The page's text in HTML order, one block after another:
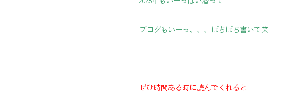
ブログもいーっ、、、ぼちぼち書いて笑
ぜひ時間ある時に読んでくれると